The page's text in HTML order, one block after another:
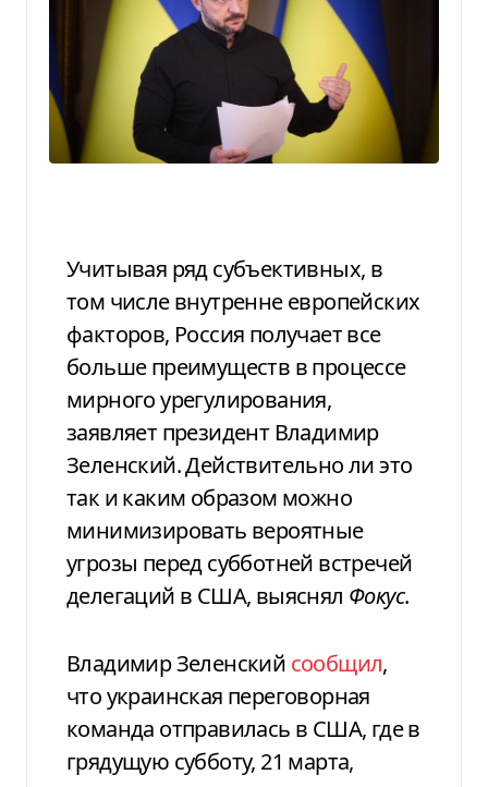
Учитывая ряд субъективных, в
том числе внутренне европейских
факторов, Россия получает все
больше преимуществ в процессе
мирного урегулирования,
заявляет президент Владимир
Зеленский. Действительно ли это
так и каким образом можно
минимизировать вероятные
угрозы перед субботней встречей
делегаций в США, выяснял Фокус.
Владимир Зеленский сообщил,
что украинская переговорная
команда отправилась в США, где в
грядущую субботу, 21 марта,